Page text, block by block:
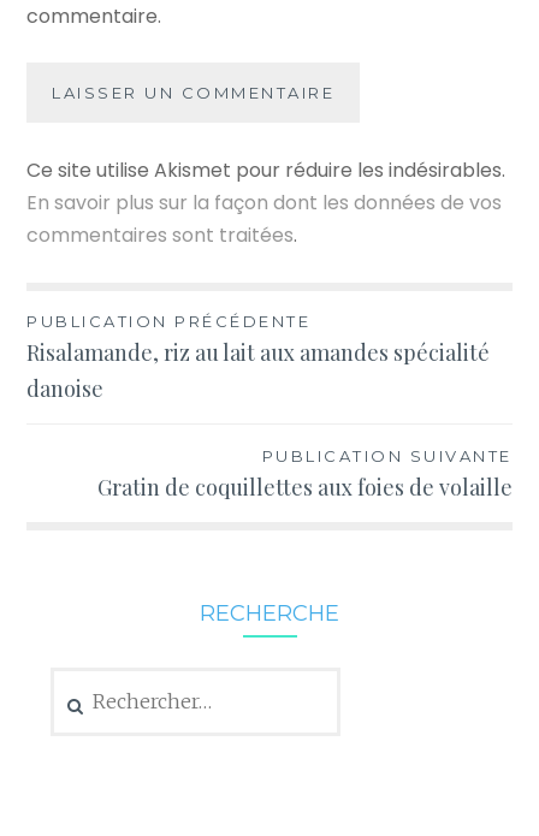
commentaire.
Ce site utilise Akismet pour réduire les indésirables.
En savoir plus sur la façon dont les données de vos
commentaires sont traitées.
Navigation
de
l’article
PUBLICATION PRÉCÉDENTE
Risalamande, riz au lait aux amandes spécialité
danoise
PUBLICATION SUIVANTE
Gratin de coquillettes aux foies de volaille
RECHERCHE